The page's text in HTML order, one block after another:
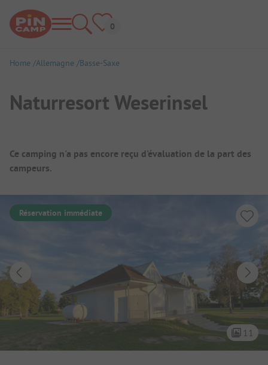
Home Allemagne Basse-Saxe
Naturresort Weserinsel
Aperçu du camping
Ce camping n'a pas encore reçu d'évaluation de la part des
campeurs.
Réservation immédiate
11